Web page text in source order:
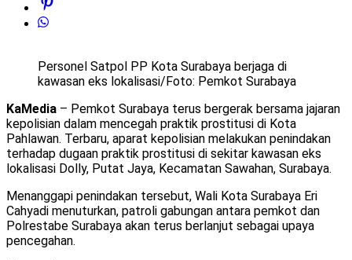
Personel Satpol PP Kota Surabaya berjaga di
kawasan eks lokalisasi/Foto: Pemkot Surabaya
KaMedia – Pemkot Surabaya terus bergerak bersama jajaran
kepolisian dalam mencegah praktik prostitusi di Kota
Pahlawan. Terbaru, aparat kepolisian melakukan penindakan
terhadap dugaan praktik prostitusi di sekitar kawasan eks
lokalisasi Dolly, Putat Jaya, Kecamatan Sawahan, Surabaya.
Menanggapi penindakan tersebut, Wali Kota Surabaya Eri
Cahyadi menuturkan, patroli gabungan antara pemkot dan
Polrestabe Surabaya akan terus berlanjut sebagai upaya
pencegahan.